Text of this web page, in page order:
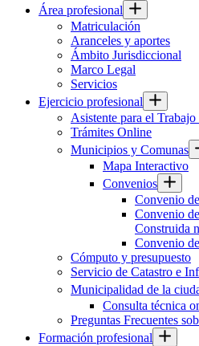
Área profesional
Matriculación
Aranceles y aportes
Ámbito Jurisdiccional
Marco Legal
Servicios
Ejercicio profesional
Asistente para el
Trámites Online
Municipios y Comunas
Mapa Interactivo
Convenios
Convenio
Convenio
Construida
Convenio
Cómputo y presupuesto
Servicio de Catastro e
Municipalidad de la
Consulta técnica
Preguntas Frecuentes
Formación profesional